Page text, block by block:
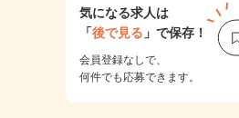
気になる求人は
「後で見る 」で保存！
会員登録なしで、
何件でも応募できます。